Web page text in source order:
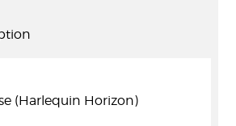
(Harlequin Horizon)